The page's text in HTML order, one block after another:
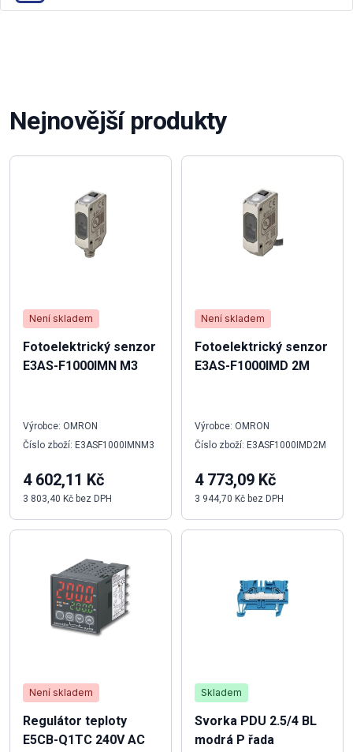
Nejnovější produkty
Není skladem
Fotoelektrický senzor
E3AS-F1000IMN M3
Výrobce: OMRON
Číslo zboží: E3ASF1000IMNM3
4 602,11 Kč
3 803,40 Kč bez DPH
Není skladem
Regulátor teploty
E5CB-Q1TC 240V AC
Není skladem
Fotoelektrický senzor
E3AS-F1000IMD 2M
Výrobce: OMRON
Číslo zboží: E3ASF1000IMD2M
4 773,09 Kč
3 944,70 Kč bez DPH
Skladem
Svorka PDU 2.5/4 BL
modrá P řada